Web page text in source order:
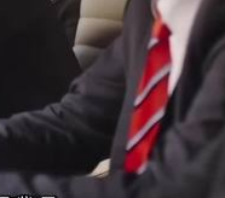
接受吗？